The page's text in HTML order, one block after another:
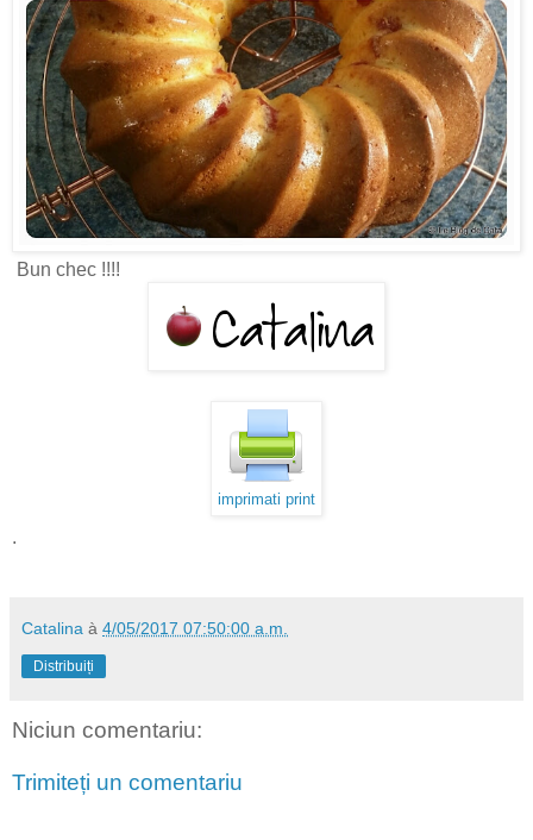
Bun chec !!!!
imprimati print
.
Catalina à 4/05/2017 07:50:00 a.m.
Distribuiți
Niciun comentariu:
Trimiteți un comentariu